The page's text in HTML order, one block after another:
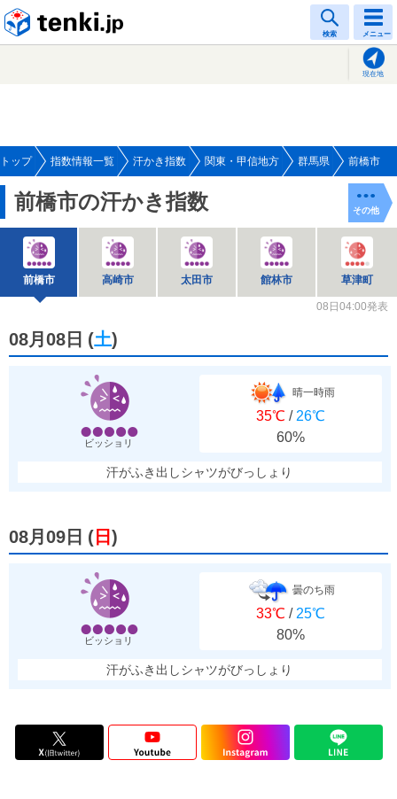
検索 メニュー
現在地
トップ 指数情報一覧 汗かき指数 関東・甲信地方 群馬県 前橋市
前橋市の汗かき指数
前橋市 高崎市 太田市 館林市 草津町
その他
08日04:00発表
08月08日 (土)
ビッショリ
晴一時雨
35℃ / 26℃
60%
汗がふき出しシャツがびっしょり
08月09日 ( 日 )
ビッショリ
曇のち雨
33℃ / 25℃
80%
汗がふき出しシャツがびっしょり